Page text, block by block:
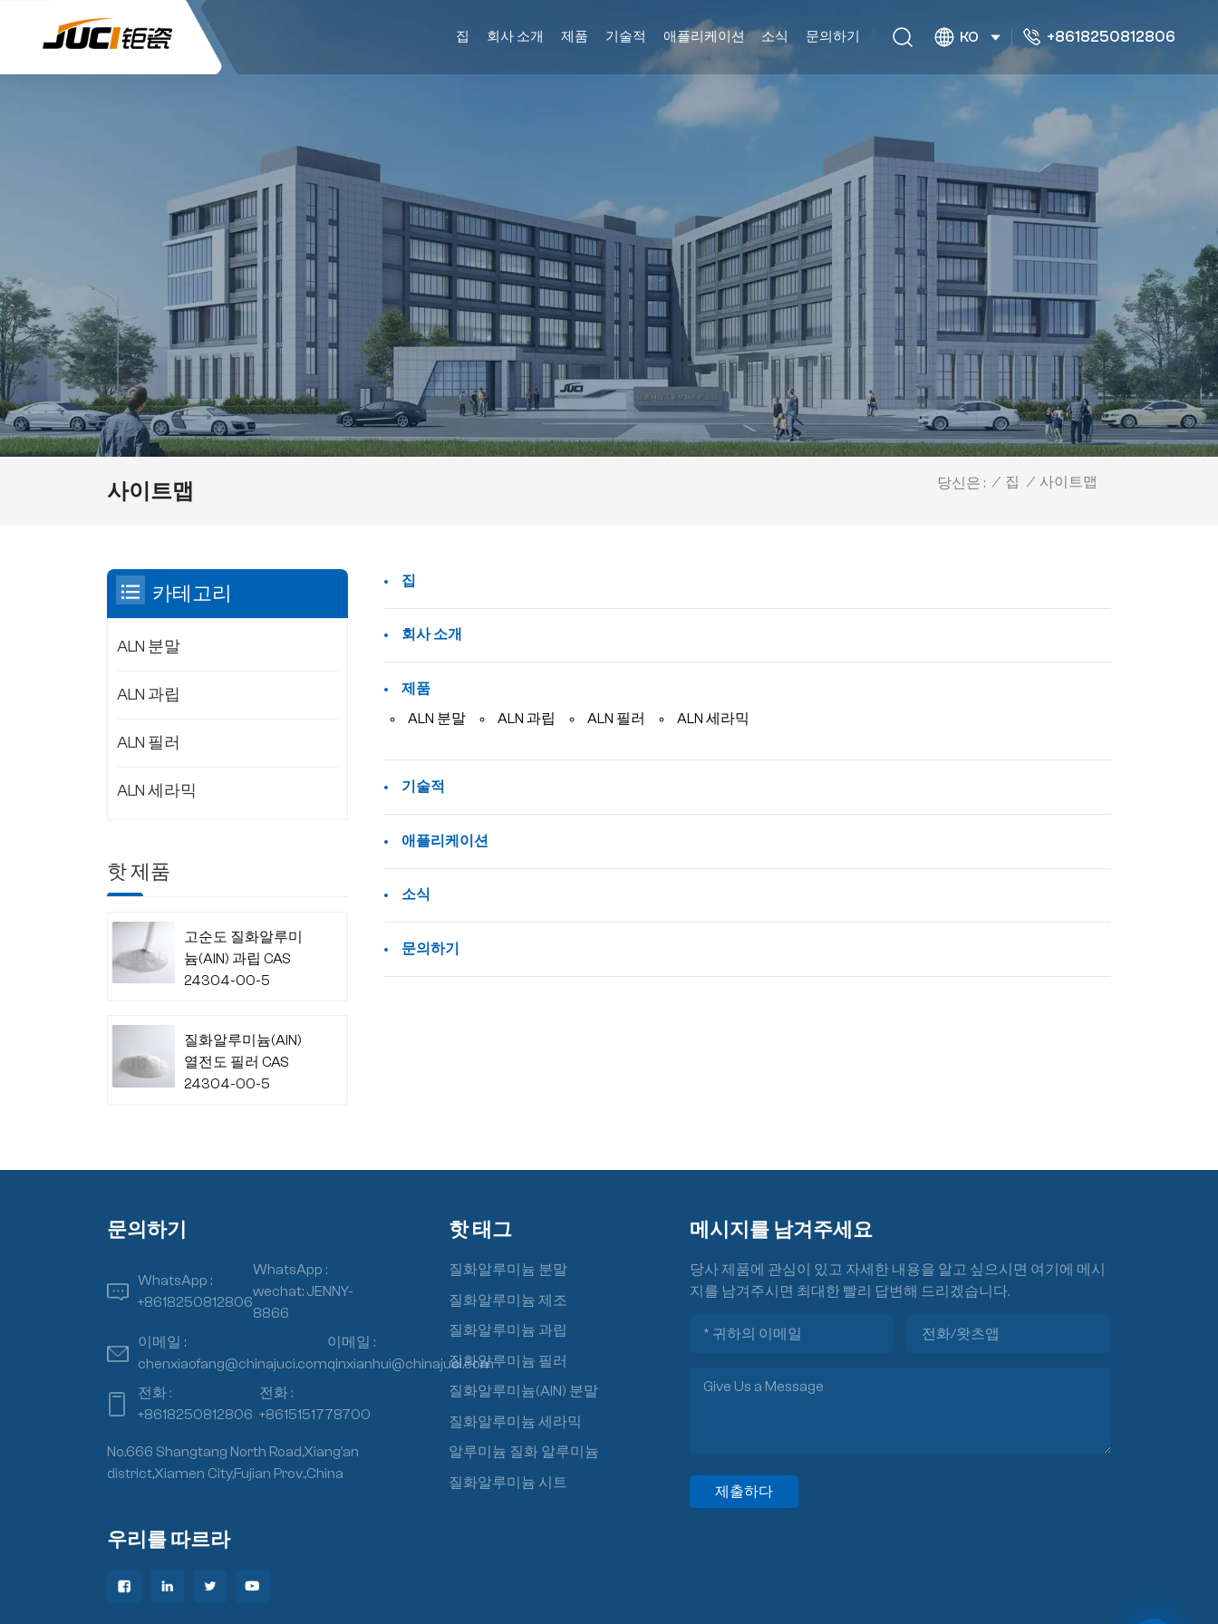
집 회사 소개 제품 기술적 애플리케이션 소식 문의하기 KO +8618250812806
사이트맵 당신은 : / 집 / 사이트맵
집
회사 소개
제품
ALN 분말
ALN 과립 ALN 필러 ALN 세라믹
기술적
애플리케이션
소식
문의하기
카테고리
ALN 분말
ALN 과립
ALN 필러
ALN 세라믹
핫 제품
고순도 질화알루미
늄(AlN) 과립 CAS
24304-00-5
질화알루미늄(AlN)
열전도 필러 CAS
24304-00-5
문의하기
WhatsApp :
+8618250812806
WhatsApp :
wechat: JENNY-
8866
이메일 :
chenxiaofang@chinajuci.com
이메일 :
qinxianhui@chinajuci.com
전화 :
+8618250812806
전화 :
+8615151778700
No.666 Shangtang North Road,Xiang’an
district,Xiamen City,Fujian Prov.,China
우리를 따르라
핫 태그
질화알루미늄 분말
질화알루미늄 제조
질화알루미늄 과립
질화알루미늄 필러
질화알루미늄(AlN) 분말
질화알루미늄 세라믹
알루미늄 질화 알루미늄
질화알루미늄 시트
메시지를 남겨주세요
당사 제품에 관심이 있고 자세한 내용을 알고 싶으시면 여기에 메시
지를 남겨주시면 최대한 빨리 답변해 드리겠습니다.
제출하다